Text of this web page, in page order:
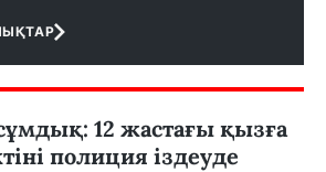
12 жастағы қызға
полиция іздеуде